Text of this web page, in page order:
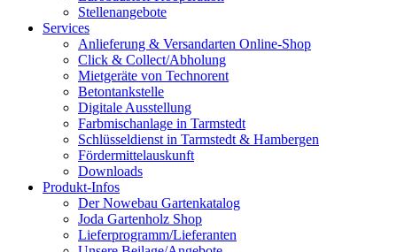
Stellenangebote
Services
Anlieferung & Versandarten Online-Shop
Click & Collect/Abholung
Mietgeräte von Technorent
Betontankstelle
Digitale Ausstellung
Farbmischanlage in Tarmstedt
Schlüsseldienst in Tarmstedt & Hambergen
Fördermittelauskunft
Downloads
Produkt-Infos
Der Nowebau Gartenkatalog
Joda Gartenholz Shop
Lieferprogramm/Lieferanten